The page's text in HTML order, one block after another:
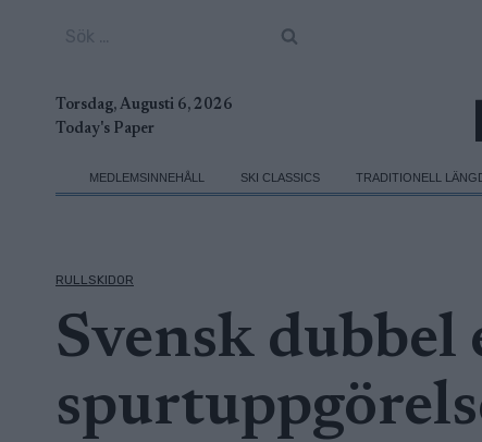
Torsdag, Augusti 6, 2026
Today's Paper
MEDLEMSINNEHÅLL SKI CLASSICS TRADITIONELL
RULLSKIDOR
Svensk dubbel